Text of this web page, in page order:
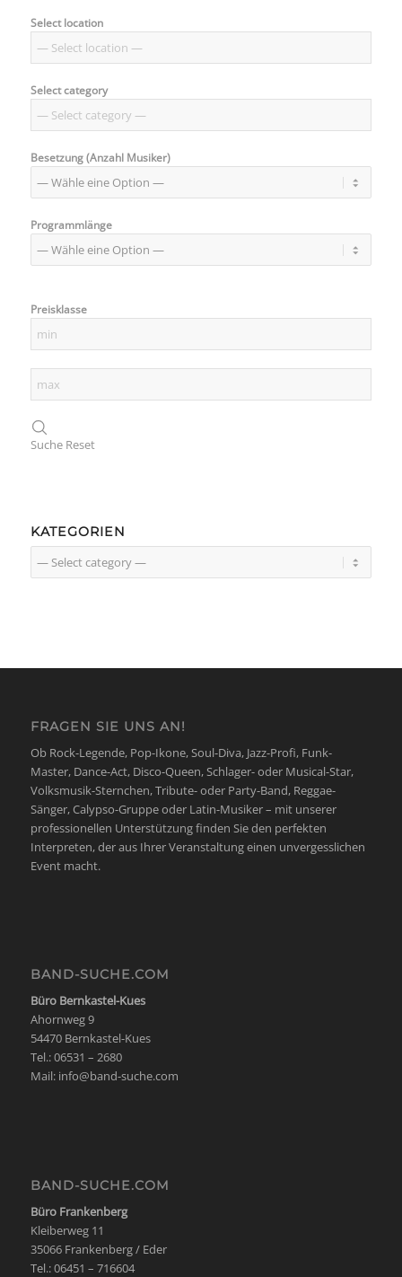
Select location
Select category
Besetzung (Anzahl Musiker)
Programmlänge
Preisklasse
Suche Reset
KATEGORIEN
FRAGEN SIE UNS AN!
Ob Rock-Legende, Pop-Ikone, Soul-Diva, Jazz-Profi, Funk-
Master, Dance-Act, Disco-Queen, Schlager- oder Musical-Star,
Volksmusik-Sternchen, Tribute- oder Party-Band, Reggae-
Sänger, Calypso-Gruppe oder Latin-Musiker – mit unserer
professionellen Unterstützung finden Sie den perfekten
Interpreten, der aus Ihrer Veranstaltung einen unvergesslichen
Event macht.
BAND-SUCHE.COM
Büro Bernkastel-Kues
Ahornweg 9
54470 Bernkastel-Kues
Tel.: 06531 – 2680
Mail: info@band-suche.com
BAND-SUCHE.COM
Büro Frankenberg
Kleiberweg 11
35066 Frankenberg / Eder
Tel.: 06451 – 716604